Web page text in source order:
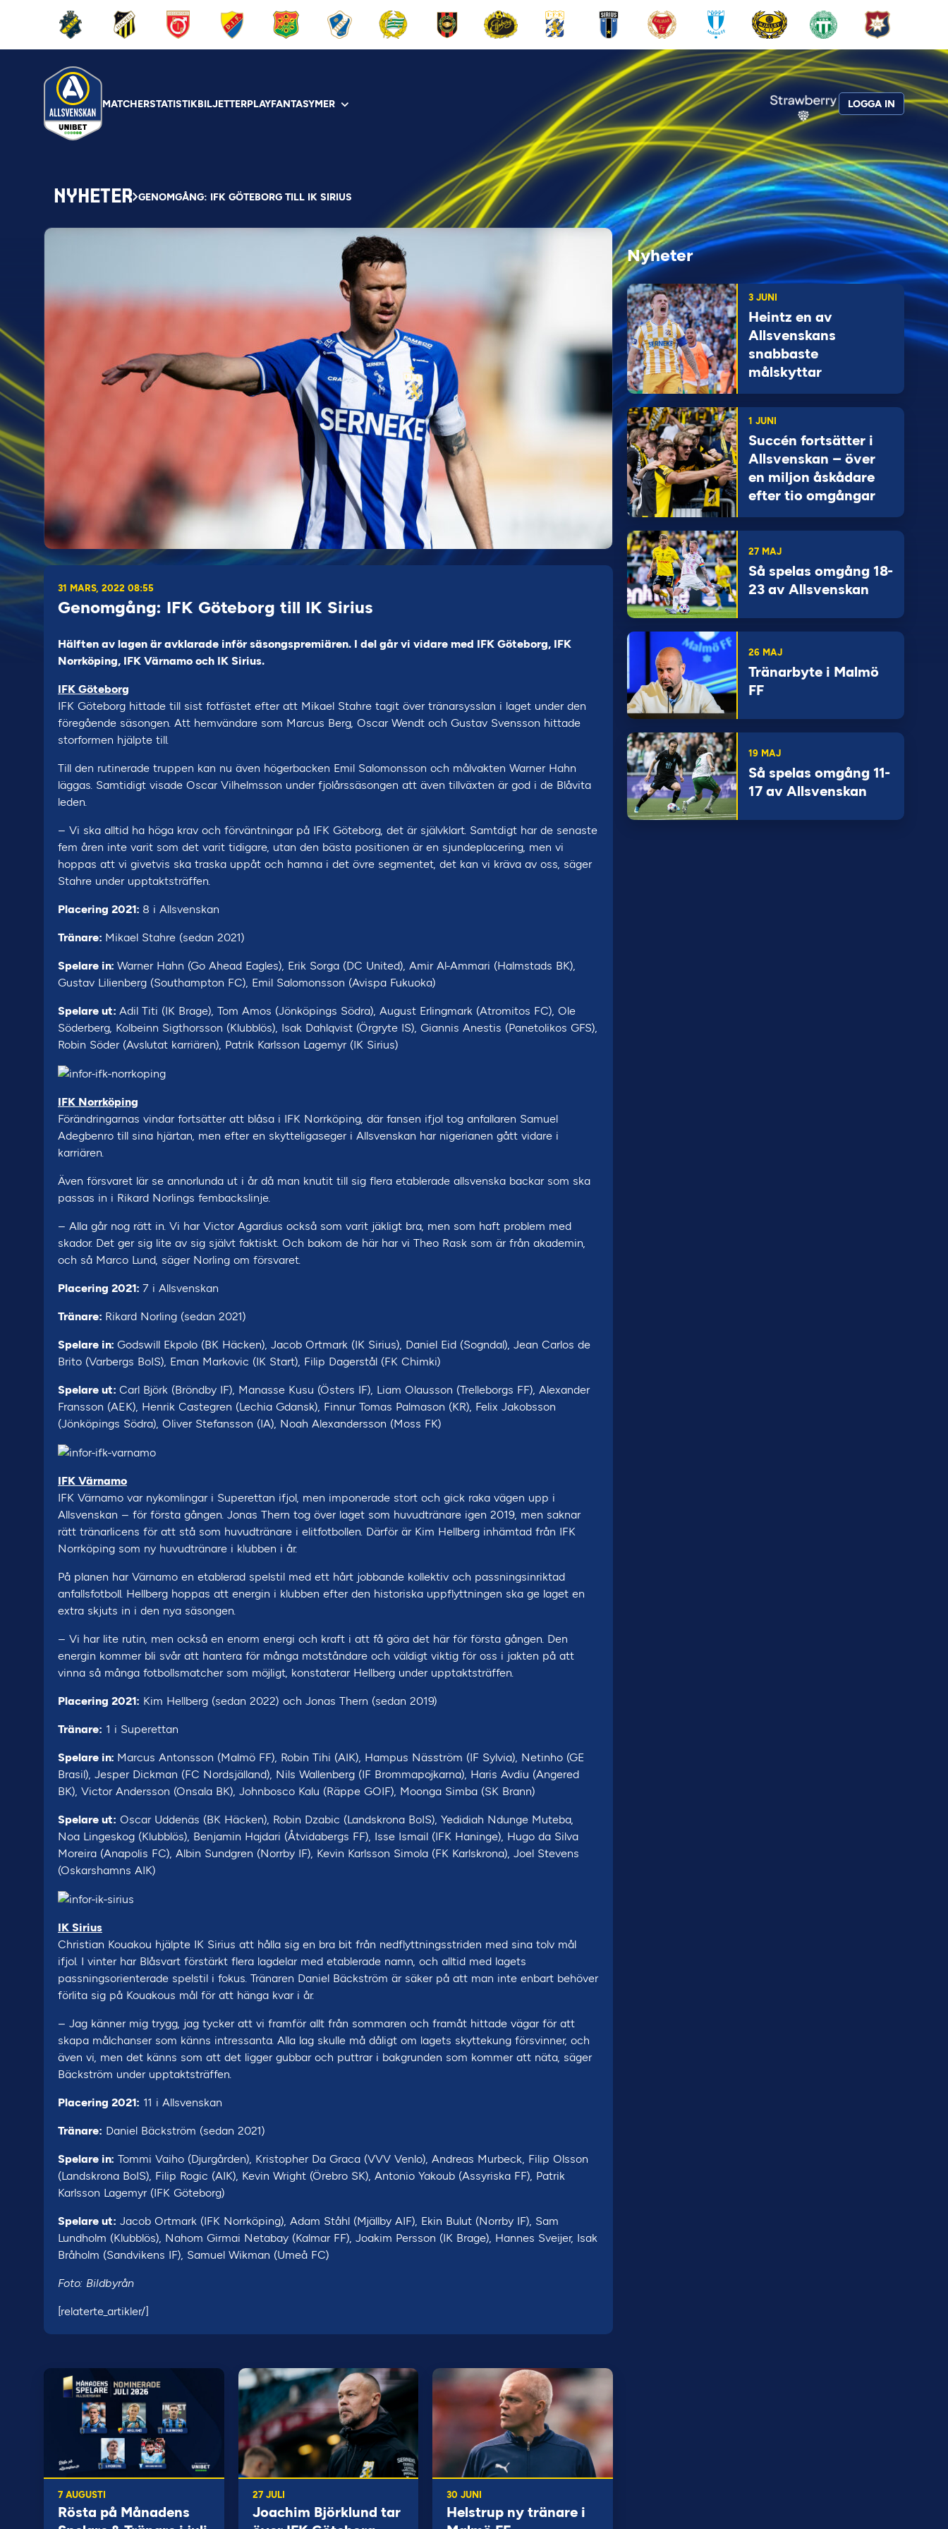
MATCHERSTATISTIKBILJETTERPLAYFANTASYMER LOGGA IN
NYHETER GENOMGÅNG: IFK GÖTEBORG TILL IK SIRIUS
31 MARS, 2022 08:55
Genomgång: IFK Göteborg till IK Sirius
Hälften av lagen är avklarade inför säsongspremiären. I del går vi vidare med IFK Göteborg, IFK
Norrköping, IFK Värnamo och IK Sirius.
IFK Göteborg
IFK Göteborg hittade till sist fotfästet efter att Mikael Stahre tagit över tränarsysslan i laget under den
föregående säsongen. Att hemvändare som Marcus Berg, Oscar Wendt och Gustav Svensson hittade
storformen hjälpte till.
Till den rutinerade truppen kan nu även högerbacken Emil Salomonsson och målvakten Warner Hahn
läggas. Samtidigt visade Oscar Vilhelmsson under fjolårssäsongen att även tillväxten är god i de Blåvita
leden.
– Vi ska alltid ha höga krav och förväntningar på IFK Göteborg, det är självklart. Samtdigt har de senaste
fem åren inte varit som det varit tidigare, utan den bästa positionen är en sjundeplacering, men vi
hoppas att vi givetvis ska traska uppåt och hamna i det övre segmentet, det kan vi kräva av oss, säger
Stahre under upptaktsträffen.
Placering 2021: 8 i Allsvenskan
Tränare: Mikael Stahre (sedan 2021)
Spelare in: Warner Hahn (Go Ahead Eagles), Erik Sorga (DC United), Amir Al-Ammari (Halmstads BK),
Gustav Lilienberg (Southampton FC), Emil Salomonsson (Avispa Fukuoka)
Spelare ut: Adil Titi (IK Brage), Tom Amos (Jönköpings Södra), August Erlingmark (Atromitos FC), Ole
Söderberg, Kolbeinn Sigthorsson (Klubblös), Isak Dahlqvist (Örgryte IS), Giannis Anestis (Panetolikos GFS),
Robin Söder (Avslutat karriären), Patrik Karlsson Lagemyr (IK Sirius)
IFK Norrköping
Förändringarnas vindar fortsätter att blåsa i IFK Norrköping, där fansen ifjol tog anfallaren Samuel
Adegbenro till sina hjärtan, men efter en skytteligaseger i Allsvenskan har nigerianen gått vidare i
karriären.
Även försvaret lär se annorlunda ut i år då man knutit till sig flera etablerade allsvenska backar som ska
passas in i Rikard Norlings fembackslinje.
– Alla går nog rätt in. Vi har Victor Agardius också som varit jäkligt bra, men som haft problem med
skador. Det ger sig lite av sig självt faktiskt. Och bakom de här har vi Theo Rask som är från akademin,
och så Marco Lund, säger Norling om försvaret.
Placering 2021: 7 i Allsvenskan
Tränare: Rikard Norling (sedan 2021)
Spelare in: Godswill Ekpolo (BK Häcken), Jacob Ortmark (IK Sirius), Daniel Eid (Sogndal), Jean Carlos de
Brito (Varbergs BoIS), Eman Markovic (IK Start), Filip Dagerstål (FK Chimki)
Spelare ut: Carl Björk (Bröndby IF), Manasse Kusu (Östers IF), Liam Olausson (Trelleborgs FF), Alexander
Fransson (AEK), Henrik Castegren (Lechia Gdansk), Finnur Tomas Palmason (KR), Felix Jakobsson
(Jönköpings Södra), Oliver Stefansson (IA), Noah Alexandersson (Moss FK)
IFK Värnamo
IFK Värnamo var nykomlingar i Superettan ifjol, men imponerade stort och gick raka vägen upp i
Allsvenskan – för första gången. Jonas Thern tog över laget som huvudtränare igen 2019, men saknar
rätt tränarlicens för att stå som huvudtränare i elitfotbollen. Därför är Kim Hellberg inhämtad från IFK
Norrköping som ny huvudtränare i klubben i år.
På planen har Värnamo en etablerad spelstil med ett hårt jobbande kollektiv och passningsinriktad
anfallsfotboll. Hellberg hoppas att energin i klubben efter den historiska uppflyttningen ska ge laget en
extra skjuts in i den nya säsongen.
– Vi har lite rutin, men också en enorm energi och kraft i att få göra det här för första gången. Den
energin kommer bli svår att hantera för många motståndare och väldigt viktig för oss i jakten på att
vinna så många fotbollsmatcher som möjligt, konstaterar Hellberg under upptaktsträffen.
Placering 2021: Kim Hellberg (sedan 2022) och Jonas Thern (sedan 2019)
Tränare: 1 i Superettan
Spelare in: Marcus Antonsson (Malmö FF), Robin Tihi (AIK), Hampus Näsström (IF Sylvia), Netinho (GE
Brasil), Jesper Dickman (FC Nordsjälland), Nils Wallenberg (IF Brommapojkarna), Haris Avdiu (Angered
BK), Victor Andersson (Onsala BK), Johnbosco Kalu (Räppe GOIF), Moonga Simba (SK Brann)
Spelare ut: Oscar Uddenäs (BK Häcken), Robin Dzabic (Landskrona BoIS), Yedidiah Ndunge Muteba,
Noa Lingeskog (Klubblös), Benjamin Hajdari (Åtvidabergs FF), Isse Ismail (IFK Haninge), Hugo da Silva
Moreira (Anapolis FC), Albin Sundgren (Norrby IF), Kevin Karlsson Simola (FK Karlskrona), Joel Stevens
(Oskarshamns AIK)
IK Sirius
Christian Kouakou hjälpte IK Sirius att hålla sig en bra bit från nedflyttningsstriden med sina tolv mål
ifjol. I vinter har Blåsvart förstärkt flera lagdelar med etablerade namn, och alltid med lagets
passningsorienterade spelstil i fokus. Tränaren Daniel Bäckström är säker på att man inte enbart behöver
förlita sig på Kouakous mål för att hänga kvar i år.
– Jag känner mig trygg, jag tycker att vi framför allt från sommaren och framåt hittade vägar för att
skapa målchanser som känns intressanta. Alla lag skulle må dåligt om lagets skyttekung försvinner, och
även vi, men det känns som att det ligger gubbar och puttrar i bakgrunden som kommer att näta, säger
Bäckström under upptaktsträffen.
Placering 2021: 11 i Allsvenskan
Tränare: Daniel Bäckström (sedan 2021)
Spelare in: Tommi Vaiho (Djurgården), Kristopher Da Graca (VVV Venlo), Andreas Murbeck, Filip Olsson
(Landskrona BoIS), Filip Rogic (AIK), Kevin Wright (Örebro SK), Antonio Yakoub (Assyriska FF), Patrik
Karlsson Lagemyr (IFK Göteborg)
​​​​​​​Spelare ut: Jacob Ortmark (IFK Norrköping), Adam Ståhl (Mjällby AIF), Ekin Bulut (Norrby IF), Sam
Lundholm (Klubblös), Nahom Girmai Netabay (Kalmar FF), Joakim Persson (IK Brage), Hannes Sveijer, Isak
Bråholm (Sandvikens IF), Samuel Wikman (Umeå FC)
Foto: Bildbyrån
[relaterte_artikler/]
7 AUGUSTI
Rösta på Månadens
27 JULI
Joachim Björklund tar
30 JUNI
Helstrup ny tränare i
Nyheter
3 JUNI
Heintz en av
Allsvenskans
snabbaste
målskyttar
1 JUNI
Succén fortsätter i
Allsvenskan – över
en miljon åskådare
efter tio omgångar
27 MAJ
Så spelas omgång 18-
23 av Allsvenskan
26 MAJ
Tränarbyte i Malmö
FF
19 MAJ
Så spelas omgång 11-
17 av Allsvenskan